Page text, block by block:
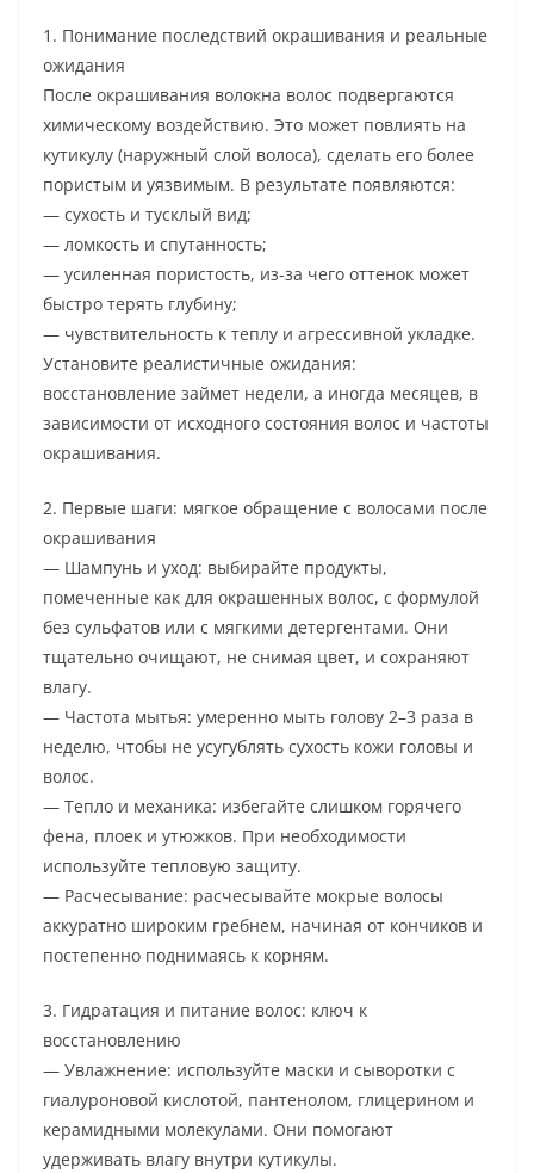
1. Понимание последствий окрашивания и реальные
ожидания
После окрашивания волокна волос подвергаются
химическому воздействию. Это может повлиять на
кутикулу (наружный слой волоса), сделать его более
пористым и уязвимым. В результате появляются:
— сухость и тусклый вид;
— ломкость и спутанность;
— усиленная пористость, из-за чего оттенок может
быстро терять глубину;
— чувствительность к теплу и агрессивной укладке.
Установите реалистичные ожидания:
восстановление займет недели, а иногда месяцев, в
зависимости от исходного состояния волос и частоты
окрашивания.
2. Первые шаги: мягкое обращение с волосами после
окрашивания
— Шампунь и уход: выбирайте продукты,
помеченные как для окрашенных волос, с формулой
без сульфатов или с мягкими детергентами. Они
тщательно очищают, не снимая цвет, и сохраняют
влагу.
— Частота мытья: умеренно мыть голову 2–3 раза в
неделю, чтобы не усугублять сухость кожи головы и
волос.
— Тепло и механика: избегайте слишком горячего
фена, плоек и утюжков. При необходимости
используйте тепловую защиту.
— Расчесывание: расчесывайте мокрые волосы
аккуратно широким гребнем, начиная от кончиков и
постепенно поднимаясь к корням.
3. Гидратация и питание волос: ключ к
восстановлению
— Увлажнение: используйте маски и сыворотки с
гиалуроновой кислотой, пантенолом, глицерином и
керамидными молекулами. Они помогают
удерживать влагу внутри кутикулы.